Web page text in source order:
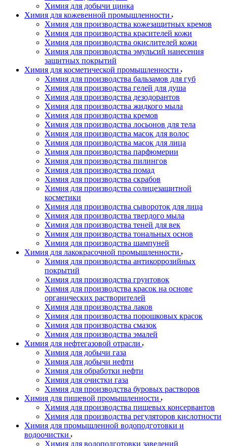
Химия для добычи цинка
Химия для кожевенной промышленности
Химия для производства кожезащитных кремов
Химия для производства красителей кожи
Химия для производства окислителей кожи
Химия для производства эмульсий нанесения
защитных покрытий
Химия для косметической промышленности
Химия для производства бальзамов для губ
Химия для производства гелей для душа
Химия для производства дезодорантов
Химия для производства жидкого мыла
Химия для производства кремов
Химия для производства лосьонов для тела
Химия для производства масок для волос
Химия для производства масок для лица
Химия для производства парфюмерии
Химия для производства пилингов
Химия для производства помад
Химия для производства скрабов
Химия для производства солнцезащитной
косметики
Химия для производства сывороток для лица
Химия для производства твердого мыла
Химия для производства теней для век
Химия для производства тональных основ
Химия для производства шампуней
Химия для лакокрасочной промышленности
Химия для производства антикоррозийных
покрытий
Химия для производства грунтовок
Химия для производства красок на основе
органических растворителей
Химия для производства лаков
Химия для производства порошковых красок
Химия для производства смазок
Химия для производства эмалей
Химия для нефтегазовой отрасли
Химия для добычи газа
Химия для добычи нефти
Химия для обработки нефти
Химия для очистки газа
Химия для производства буровых растворов
Химия для пищевой промышленности
Химия для производства пищевых консервантов
Химия для производства регуляторов кислотности
Химия для промышленной водоподготовки и
водоочистки
Химия для водоподготовки заведений